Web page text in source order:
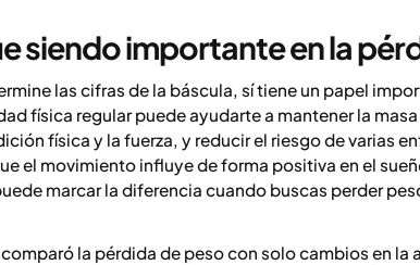
siendo importante en la
las cifras de la báscula, sí tiene un papel
física regular puede ayudarte a mantener la
física y la fuerza, y reducir el riesgo de varias
el movimiento influye de forma positiva en el
marcar la diferencia cuando buscas perder
comparó la pérdida de peso con solo cambios en la